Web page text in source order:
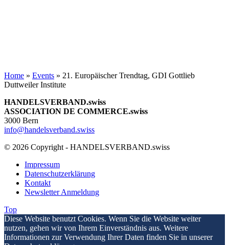
Home » Events » 21. Europäischer Trendtag, GDI Gottlieb
Duttweiler Institute
HANDELSVERBAND.swiss
ASSOCIATION DE COMMERCE.swiss
3000 Bern
info@handelsverband.swiss
© 2026 Copyright - HANDELSVERBAND.swiss
Impressum
Datenschutzerklärung
Kontakt
Newsletter Anmeldung
Top
Diese Website benutzt Cookies. Wenn Sie die Website weiter
nutzen, gehen wir von Ihrem Einverständnis aus. Weitere
Informationen zur Verwendung Ihrer Daten finden Sie in unserer